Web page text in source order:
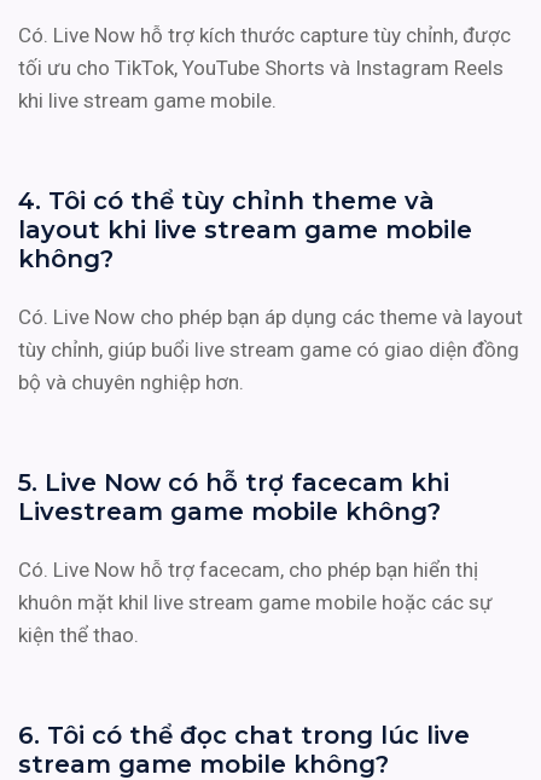
Có. Live Now hỗ trợ kích thước capture tùy chỉnh, được
tối ưu cho TikTok, YouTube Shorts và Instagram Reels
khi live stream game mobile.
4. Tôi có thể tùy chỉnh theme và
layout khi live stream game mobile
không?
Có. Live Now cho phép bạn áp dụng các theme và layout
tùy chỉnh, giúp buổi live stream game có giao diện đồng
bộ và chuyên nghiệp hơn.
5. Live Now có hỗ trợ facecam khi
Livestream game mobile không?
Có. Live Now hỗ trợ facecam, cho phép bạn hiển thị
khuôn mặt khil live stream game mobile hoặc các sự
kiện thể thao.
6. Tôi có thể đọc chat trong lúc live
stream game mobile không?